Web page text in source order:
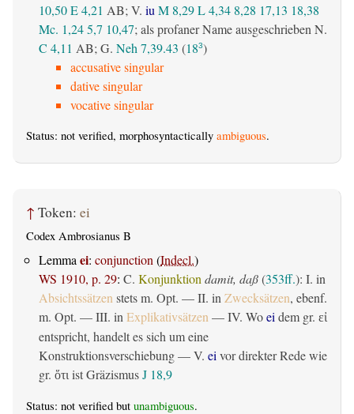
10,50E 4,21 AB; V. iu M 8,29L 4,34 8,28 17,13 18,38
Mc. 1,245,7 10,47; als profaner Name ausgeschrieben N.
C 4,11 AB; G. Neh 7,39.43 (183)
accusative singular
dative singular
vocative singular
Status: not verified, morphosyntactically ambiguous.
↑ Token: ei
Codex Ambrosianus B
Lemma ei: conjunction (Indecl.)
WS 1910, p. 29: C. Konjunktion damit, daß(353ff.): I. in
Absichtssätzen stets m. Opt. — II. in Zwecksätzen, ebenf.
m. Opt. — III. in Explikativsätzen — IV. Woei dem gr. εἰ
entspricht, handelt es sich um eine
Konstruktionsverschiebung — V. ei vor direkter Rede wie
gr. ὅτι ist GräzismusJ 18,9
Status: not verified but unambiguous.